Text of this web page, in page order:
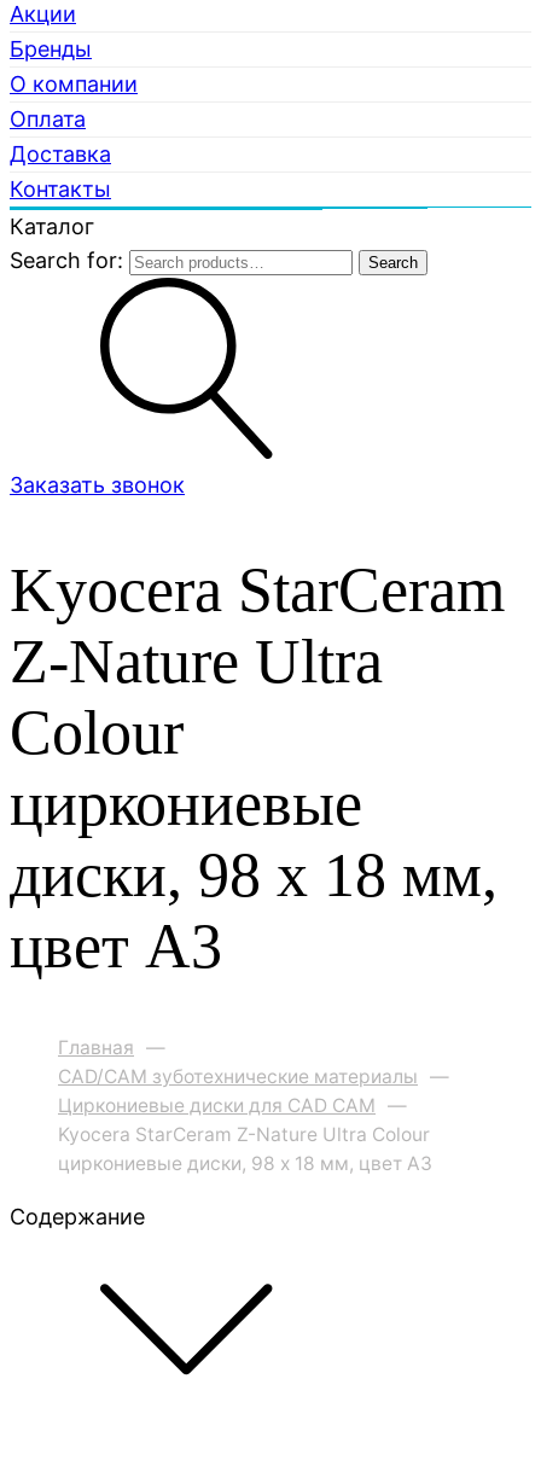
Акции
Бренды
О компании
Оплата
Доставка
Контакты
Каталог
Search for:
Search
Заказать звонок
Kyocera StarCeram
Z-Nature Ultra
Colour
циркониевые
диски, 98 х 18 мм,
цвет A3
Главная —
CAD/CAM зуботехнические материалы —
Циркониевые диски для CAD CAM —
Kyocera StarCeram Z-Nature Ultra Colour
циркониевые диски, 98 х 18 мм, цвет A3
Содержание